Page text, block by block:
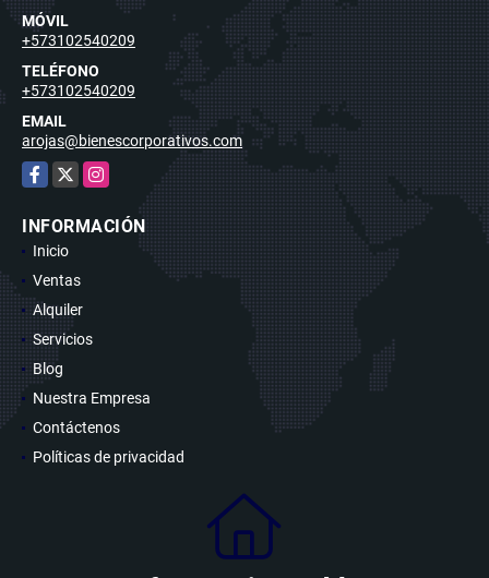
MÓVIL
+573102540209
TELÉFONO
+573102540209
EMAIL
arojas@bienescorporativos.com
Facebook
X Instagram
INFORMACIÓN
Inicio
Ventas
Alquiler
Servicios
Blog
Nuestra Empresa
Contáctenos
Políticas de privacidad